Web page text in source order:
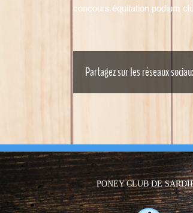
concours équitation podium
Partagez sur les réseaux
PONEY CLUB DE